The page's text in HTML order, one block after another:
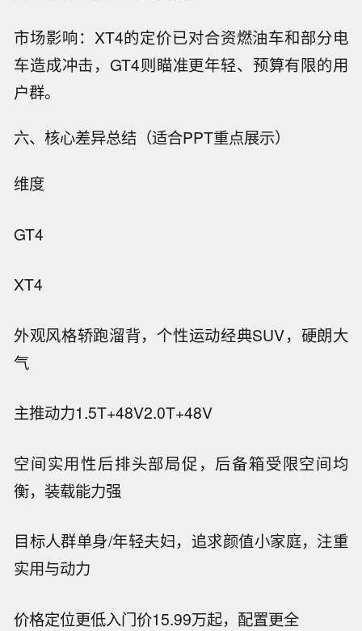
市场影响：XT4的定价已对合资燃油车和部分电
车造成冲击，GT4则瞄准更年轻、预算有限的用
户群。
六、核心差异总结（适合PPT重点展示）
维度
GT4
XT4
外观风格轿跑溜背，个性运动经典SUV，硬朗大
气
主推动力1.5T+48V2.0T+48V
空间实用性后排头部局促，后备箱受限空间均
衡，装载能力强
目标人群单身/年轻夫妇，追求颜值小家庭，注重
实用与动力
价格定位更低入门价15.99万起，配置更全